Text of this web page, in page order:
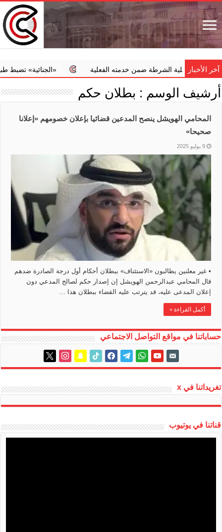
آخر الأخبار
كلية الشرطة ضمن خدمته الفعلية ‏«الجنائية» تضبط طبيبا
أرشيف الوسم : بطلان حكم
المحامي الهويشل ينصح المدعين قضائيا بإعلان خصومهم «إعلانا
صحيحا»
9 يوليو 2025
• غير معلنين يطالبون «الاستئناف» ببطلان أحكام أول درجة الصادرة ضدهم
قال المحامي عبدالرحمن الهويشل إن إصدار حكم لصالح المدعي دون
إعلان المدعى عليه، قد يترتب عليه القضاء ببطلان هذا …
أكمل القراءة »
حساباتنا في مواقع التواصل الاجتماعي
email-
alt
youtube
whatsapp
telegram
facebook
tiktok
snapchat
instagram
x
تغريداتنا في x
قناتنا في يوتيوب